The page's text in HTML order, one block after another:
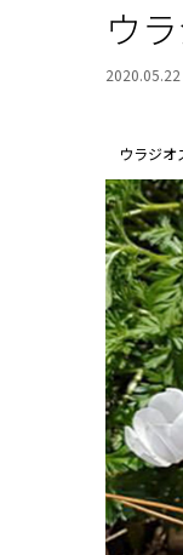
ウ
2020.05.22
ウラジオ